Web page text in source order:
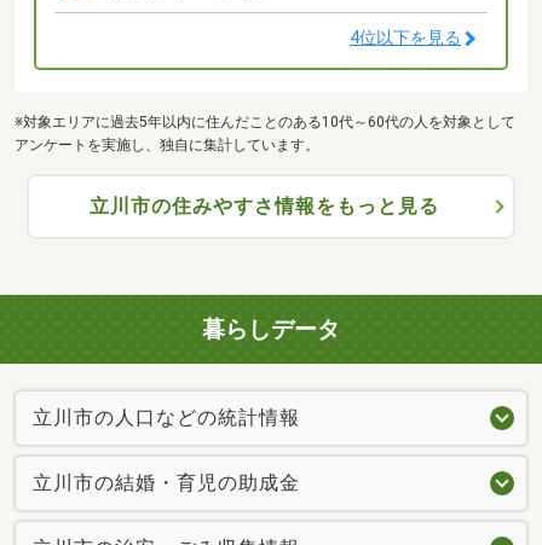
4位以下を見る
※対象エリアに過去5年以内に住んだことのある10代～60代の人を対象として
アンケートを実施し、独自に集計しています。
立川市の住みやすさ情報をもっと見る
暮らしデータ
立川市の人口などの統計情報
立川市の結婚・育児の助成金